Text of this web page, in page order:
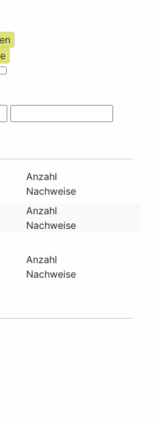
Anzahl
Nachweise
Anzahl
Nachweise
Anzahl
Nachweise